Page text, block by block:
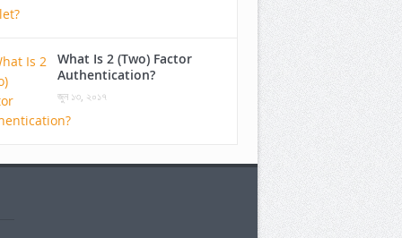
What Is 2 (Two) Factor
Authentication?
জুন ১৩, ২০১৭